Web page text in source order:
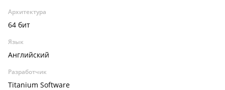
Архитектура
64 бит
Язык
Английский
Разработчик
Titanium Software